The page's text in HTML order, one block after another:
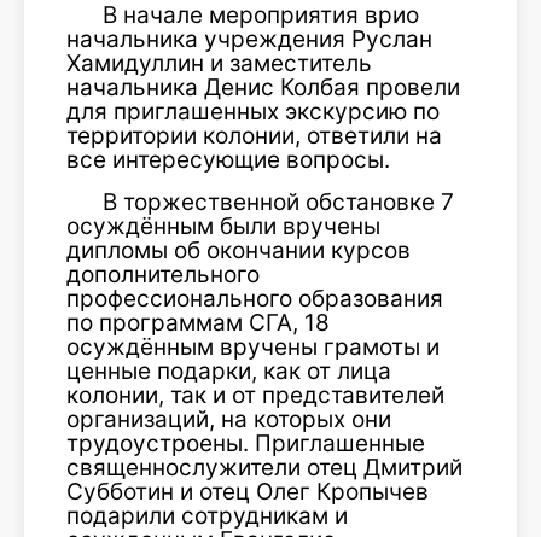
В начале мероприятия врио
начальника учреждения Руслан
Хамидуллин и заместитель
начальника Денис Колбая провели
для приглашенных экскурсию по
территории колонии, ответили на
все интересующие вопросы.
В торжественной обстановке 7
осуждённым были вручены
дипломы об окончании курсов
дополнительного
профессионального образования
по программам СГА, 18
осуждённым вручены грамоты и
ценные подарки, как от лица
колонии, так и от представителей
организаций, на которых они
трудоустроены. Приглашенные
священнослужители отец Дмитрий
Субботин и отец Олег Кропычев
подарили сотрудникам и